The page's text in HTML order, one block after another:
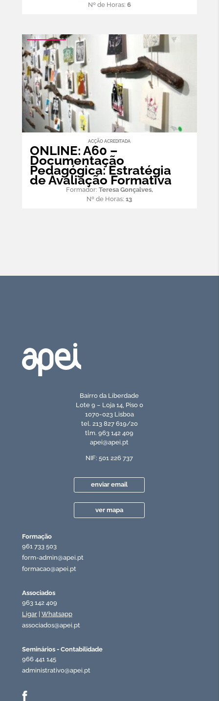
Nº de Horas: 6
ACÇÃO ACREDITADA
ONLINE: A60 –
Documentação
Pedagógica: Estratégia
de Avaliação Formativa
Formador: Teresa Gonçalves,
Nº de Horas:13
Bairro da Liberdade
Lote 9 – Loja 14, Piso 0
1070-023 Lisboa
tel. 213 827 619/20
tlm. 963 142 409
apei@apei.pt
NIF: 501 226 737
enviar email
ver mapa
Formação
961 733 503
form-admin@apei.pt
formacao@apei.pt
Associados
963 142 409
Ligar| Whatsapp
associados@apei.pt
Seminários - Contabilidade
966 441 145
administrativo@apei.pt